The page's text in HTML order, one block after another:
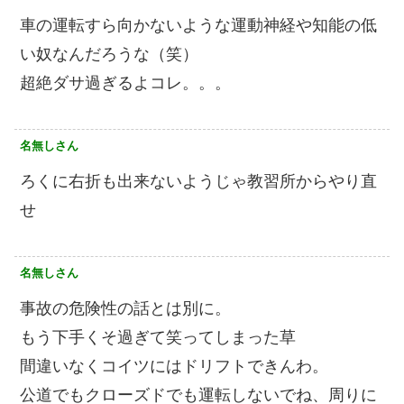
車の運転すら向かないような運動神経や知能の低
い奴なんだろうな（笑）
超絶ダサ過ぎるよコレ。。。
名無しさん
ろくに右折も出来ないようじゃ教習所からやり直
せ
名無しさん
事故の危険性の話とは別に。
もう下手くそ過ぎて笑ってしまった草
間違いなくコイツにはドリフトできんわ。
公道でもクローズドでも運転しないでね、周りに